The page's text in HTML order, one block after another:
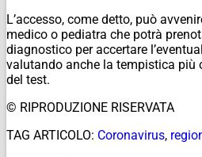
L’accesso, come detto, può
medico o pediatra che potrà
diagnostico per accertare
valutando anche la tempistica più
del test.
© RIPRODUZIONE RISERVATA
TAG ARTICOLO: Coronavirus,